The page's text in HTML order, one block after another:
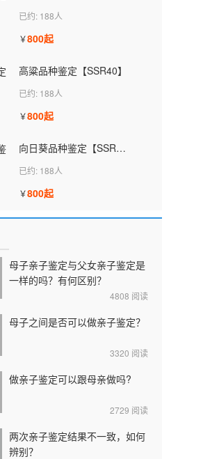
已约: 188人
￥800起
高粱品种鉴定【SSR40】
已约: 188人
￥800起
向日葵品种鉴定【SSR34】
已约: 188人
￥800起
母子亲子鉴定与父女亲子鉴定是
一样的吗？有何区别？
4808 阅读
母子之间是否可以做亲子鉴定？
3320 阅读
做亲子鉴定可以跟母亲做吗?
2729 阅读
两次亲子鉴定结果不一致，如何
辨别？